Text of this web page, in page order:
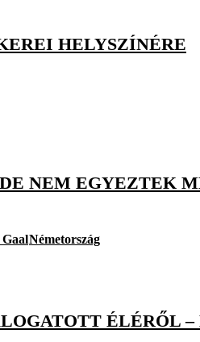
HELYSZÍNÉRE
NEM EGYEZTEK
Németország
ÉLÉRŐL –